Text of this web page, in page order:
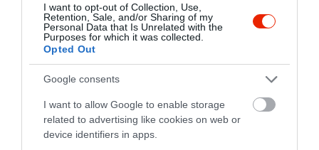
I want to opt-out of Collection, Use,
Retention, Sale, and/or Sharing of my
Personal Data that Is Unrelated with the
Purposes for which it was collected.
Opted Out
Google consents
I want to allow Google to enable storage
related to advertising like cookies on web or
device identifiers in apps.